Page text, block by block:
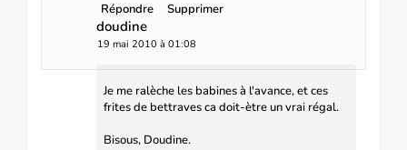
Répondre Supprimer
doudine
19 mai 2010 à 01:08
Je me ralèche les babines à l'avance, et ces
frites de bettraves ca doit-ètre un vrai régal.
Bisous, Doudine.